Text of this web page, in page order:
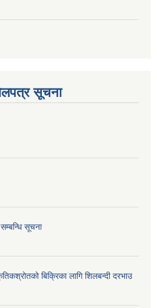
सूचना
सूचना
बिक्रिका लागि शिलबन्दी दरभाउ